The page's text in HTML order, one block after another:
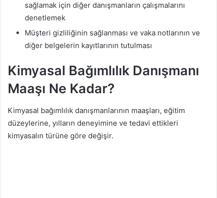
sağlamak için diğer danışmanların çalışmalarını
denetlemek
Müşteri gizliliğinin sağlanması ve vaka notlarının ve
diğer belgelerin kayıtlarının tutulması
Kimyasal Bağımlılık Danışmanı
Maaşı Ne Kadar?
Kimyasal bağımlılık danışmanlarının maaşları, eğitim
düzeylerine, yılların deneyimine ve tedavi ettikleri
kimyasalın türüne göre değişir.